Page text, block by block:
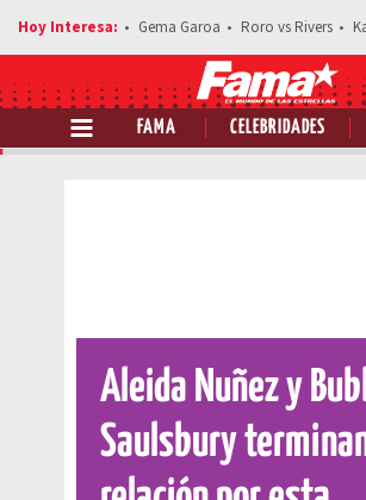
Gema Garoa Roro vs Rivers
FAMA CELEBRIDADES
Aleida Nuñez y
Saulsbury